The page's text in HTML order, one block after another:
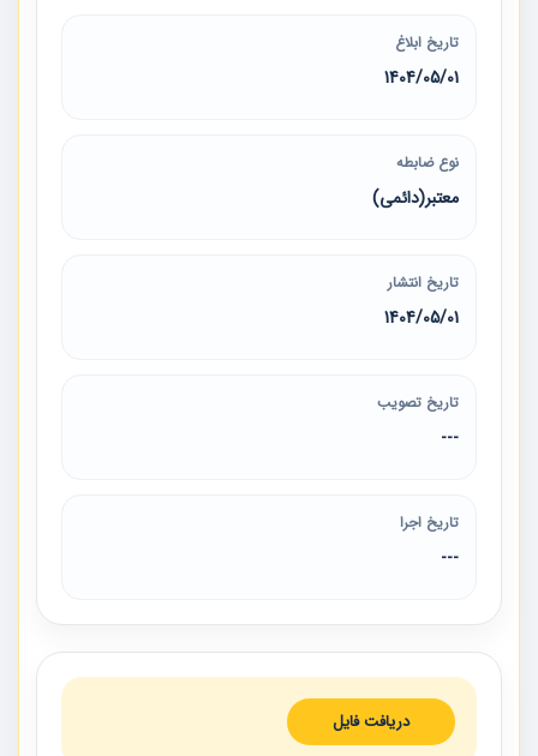
تاریخ ابلاغ
1404/05/01
نوع ضابطه
معتبر(دائمی)
تاریخ انتشار
1404/05/01
تاریخ تصویب
---
تاریخ اجرا
---
دریافت فایل